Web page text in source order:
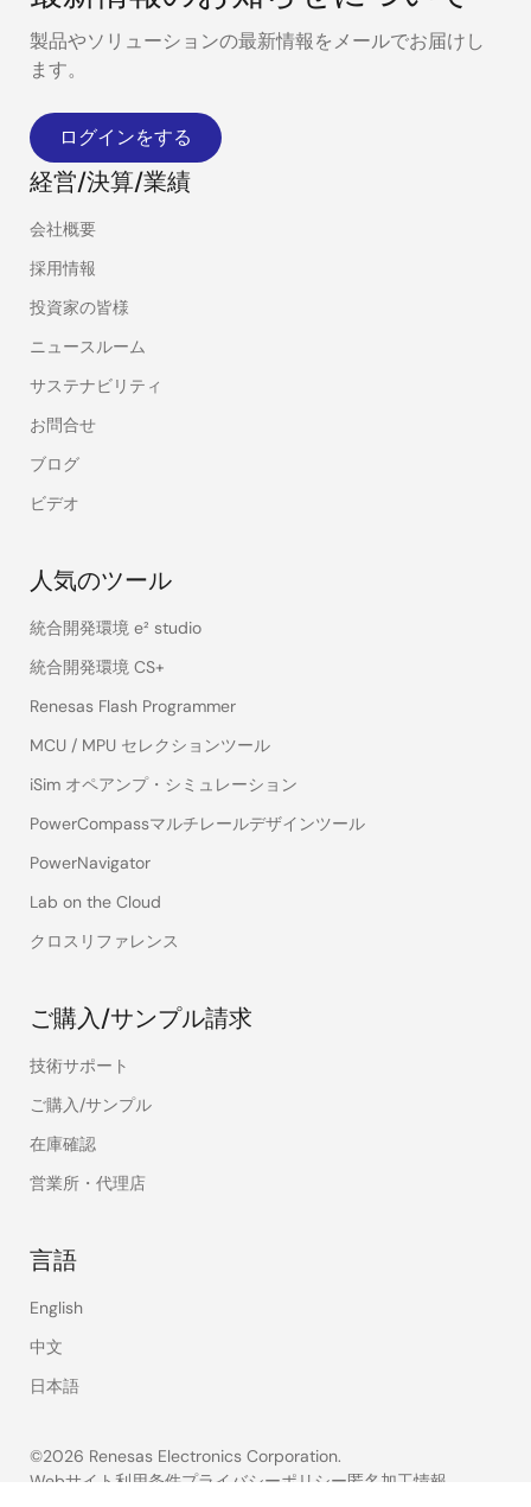
製品やソリューションの最新情報をメールでお届けし
ます。
ログインをする
経営/決算/業績
会社概要
採用情報
投資家の皆様
ニュースルーム
サステナビリティ
お問合せ
ブログ
ビデオ
人気のツール
統合開発環境 e² studio
統合開発環境 CS+
Renesas Flash Programmer
MCU / MPU セレクションツール
iSim オペアンプ・シミュレーション
PowerCompassマルチレールデザインツール
PowerNavigator
Lab on the Cloud
クロスリファレンス
ご購入/サンプル請求
技術サポート
ご購入/サンプル
在庫確認
営業所・代理店
言語
English
中文
日本語
©2026 Renesas Electronics Corporation.
Webサイト利用条件プライバシーポリシー匿名加工情報